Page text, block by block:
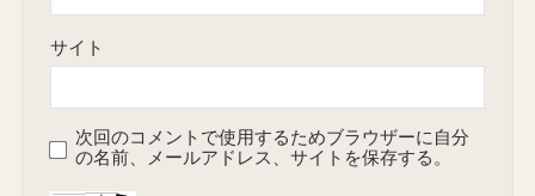
サイト
次回のコメントで使用するためブラウザーに自分
の名前、メールアドレス、サイトを保存する。